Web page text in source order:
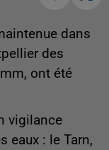
dans
des
ont été
vigilance
eaux : le Tarn,